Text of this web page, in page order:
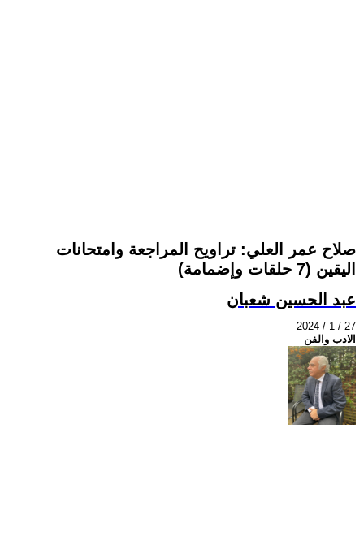
صلاح عمر العلي: تراويح المراجعة وامتحانات
اليقين (7 حلقات وإضمامة)
عبد الحسين شعبان
2024 / 1 / 27
الادب والفن